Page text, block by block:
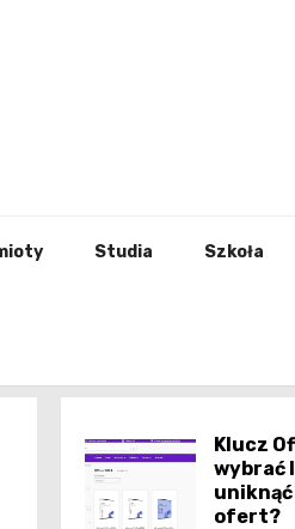
Studia Szkoła
Klucz
wybrać
ofert?